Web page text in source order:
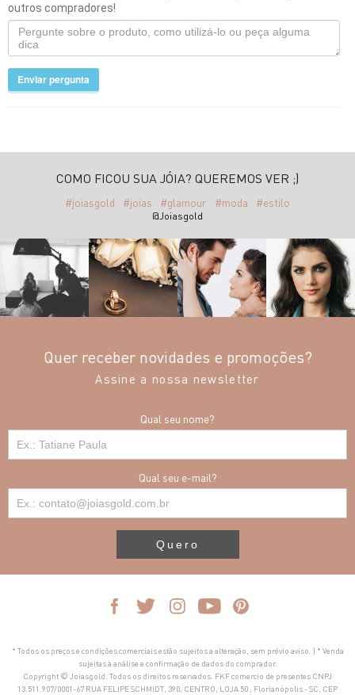
outros compradores!
Enviar pergunta
COMO FICOU SUA JÓIA? QUEREMOS VER ;)
#joiasgold #joias #glamour #moda #estilo
@Joiasgold
Quer receber novidades e promoções?
Assine a nossa newsletter
Qual seu nome?
Qual seu e-mail?
Quero
* Todos os preços e condições comerciais estão sujeitos a alteração, sem prévio aviso. | * Venda
sujeitas à análise e confirmação de dados do comprador.
Copyright © Joiasgold. Todos os direitos reservados. FKF comercio de presentes CNPJ
13.511.907/0001-67 RUA FELIPE SCHMIDT, 390, CENTRO, LOJA 50 , Florianópolis - SC, CEP